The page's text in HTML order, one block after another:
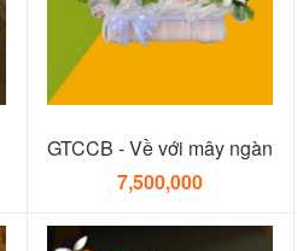
GTCCB - Về với mây ngàn
7,500,000